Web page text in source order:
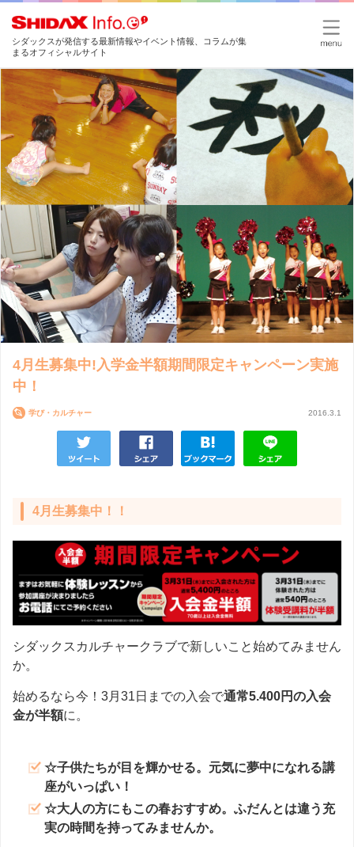
シダックスが発信する最新情報やイベント情報、コラムが集
まるオフィシャルサイト
4月生募集中!入学金半額期間限定キャンペーン実施
中！
学び・カルチャー 2016.3.1
4月生募集中！！
シダックスカルチャークラブで新しいこと始めてみません
か。
始めるなら今！3月31日までの入会で通常5.400円の入会
金が半額に。
☆子供たちが目を輝かせる。元気に夢中になれる講
座がいっぱい！
☆大人の方にもこの春おすすめ。ふだんとは違う充
実の時間を持ってみませんか。